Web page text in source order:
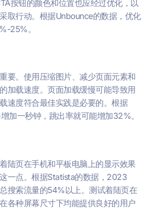
按钮的颜色和位置也应经过优化，以
取行动。根据Unbounce的数据，优化
25%。
要。使用压缩图片、减少页面元素和
加载速度。页面加载缓慢可能导致用
速度符合最佳实践是必要的。根据
加一秒钟，跳出率就可能增加32%。
陆页在手机和平板电脑上的显示效果
一点。根据Statista的数据，2023
搜索流量的54%以上。测试着陆页在
各种屏幕尺寸下均能提供良好的用户